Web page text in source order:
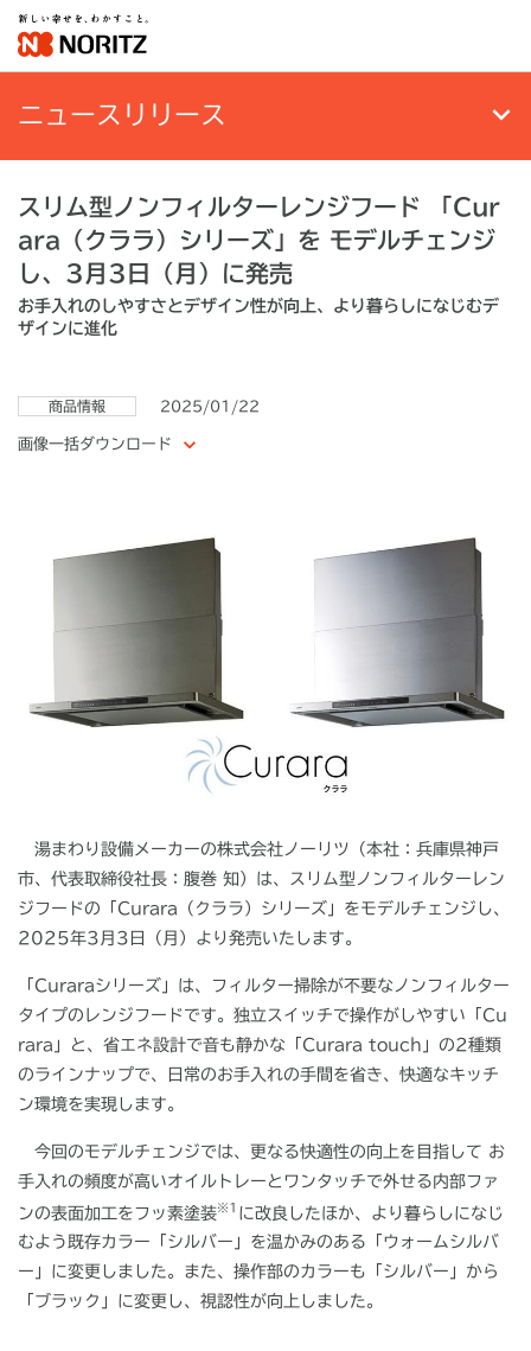
ニュースリリース
スリム型ノンフィルターレンジフード 「Cur
ara（クララ）シリーズ」を モデルチェンジ
し、3月3日（月）に発売
お手入れのしやすさとデザイン性が向上、より暮らしになじむデ
ザインに進化
商品情報 2025/01/22
画像一括ダウンロード
湯まわり設備メーカーの株式会社ノーリツ（本社：兵庫県神戸
市、代表取締役社長：腹巻 知）は、スリム型ノンフィルターレン
ジフードの「Curara （クララ）シリーズ」をモデルチェンジし、
2025年3 月 3 日（月）より発売いたします。
「Curaraシリーズ」は、フィルター掃除が不要なノンフィルター
タイプのレンジフードです。独立スイッチで操作がしやすい「Cu
rara 」と、省エネ設計で音も静かな「Curara touch 」の2種類
のラインナップで、日常のお手入れの手間を省き、快適なキッチ
ン環境を実現します。
今回のモデルチェンジでは、更なる快適性の向上を目指して お
手入れの頻度が高いオイルトレーとワンタッチで外せる内部ファ
ンの表面加工をフッ素塗装※1 に改良したほか、より暮らしになじ
むよう既存カラー「シルバー」を温かみのある「ウォームシルバ
ー」に変更しました。また、操作部のカラーも「シルバー」から
「ブラック」に変更し、視認性が向上しました。